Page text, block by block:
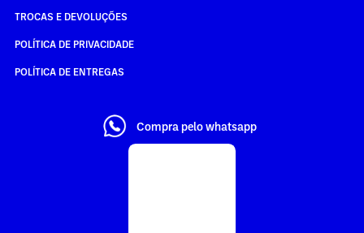
TROCAS E DEVOLUÇÕES
POLÍTICA DE PRIVACIDADE
POLÍTICA DE ENTREGAS
Compra pelo whatsapp